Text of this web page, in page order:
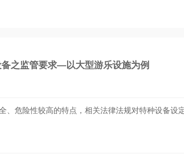
之监管要求—以大型游乐设施为例
、危险性较高的特点，相关法律法规对特种设备